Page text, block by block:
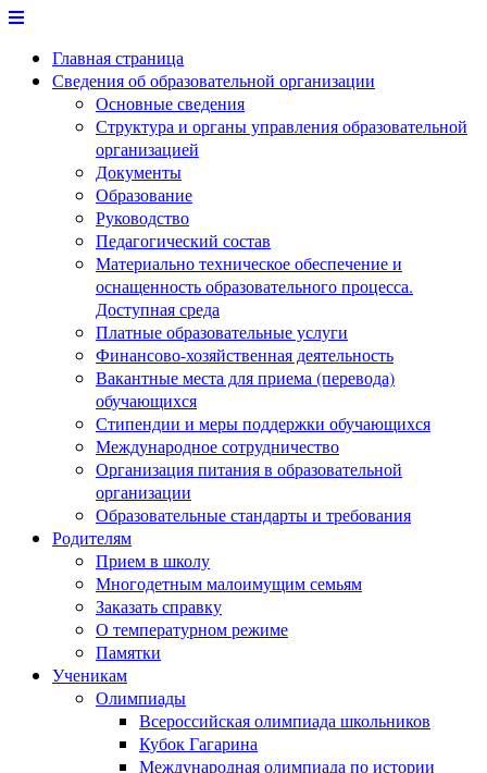
Перейти
содержимому
Главная страница
Сведения об образовательной организации
Основные сведения
Структура и органы управления образовательной
организацией
Документы
Образование
Руководство
Педагогический состав
Материально техническое обеспечение и
оснащенность образовательного процесса.
Доступная среда
Платные образовательные услуги
Финансово-хозяйственная деятельность
Вакантные места для приема (перевода)
обучающихся
Стипендии и меры поддержки обучающихся
Международное сотрудничество
Организация питания в образовательной
организации
Образовательные стандарты и требования
Родителям
Прием в школу
Многодетным малоимущим семьям
Заказать справку
О температурном режиме
Памятки
Ученикам
Олимпиады
Всероссийская олимпиада школьников
Кубок Гагарина
Международная олимпиада по истории